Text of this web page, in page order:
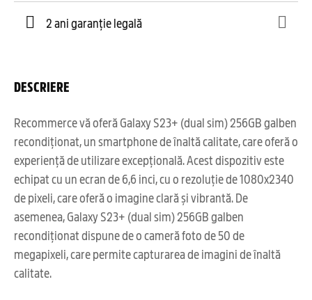
2 ani garanție legală
DESCRIERE
Recommerce vă oferă Galaxy S23+ (dual sim) 256GB galben
recondiționat, un smartphone de înaltă calitate, care oferă o
experiență de utilizare excepțională. Acest dispozitiv este
echipat cu un ecran de 6,6 inci, cu o rezoluție de 1080x2340
de pixeli, care oferă o imagine clară și vibrantă. De
asemenea, Galaxy S23+ (dual sim) 256GB galben
recondiționat dispune de o cameră foto de 50 de
megapixeli, care permite capturarea de imagini de înaltă
calitate.